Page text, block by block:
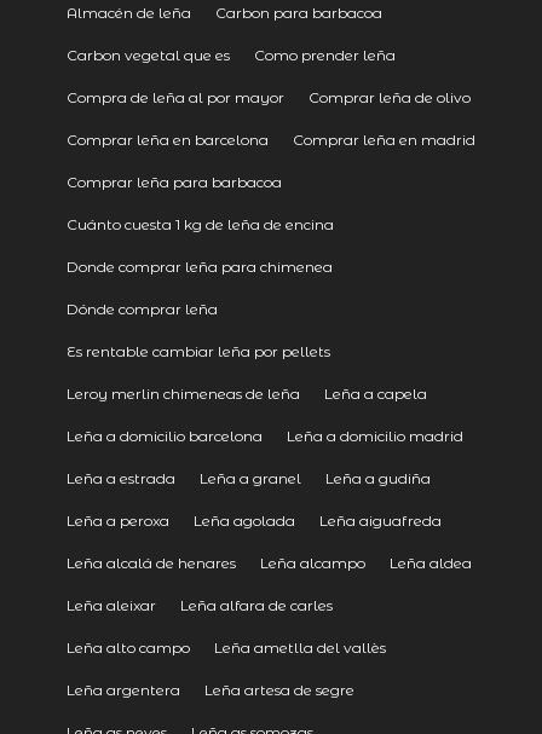
Almacén de leña Carbon para barbacoa
Carbon vegetal que es Como prender leña
Compra de leña al por mayor Comprar leña de olivo
Comprar leña en barcelona Comprar leña en madrid
Comprar leña para barbacoa
Cuánto cuesta 1 kg de leña de encina
Donde comprar leña para chimenea
Dónde comprar leña
Es rentable cambiar leña por pellets
Leroy merlin chimeneas de leña Leña a capela
Leña a domicilio barcelona Leña a domicilio madrid
Leña a estrada Leña a granel Leña a gudiña
Leña a peroxa Leña agolada Leña aiguafreda
Leña alcalá de henares Leña alcampo Leña aldea
Leña aleixar Leña alfara de carles
Leña alto campo Leña ametlla del vallès
Leña argentera Leña artesa de segre